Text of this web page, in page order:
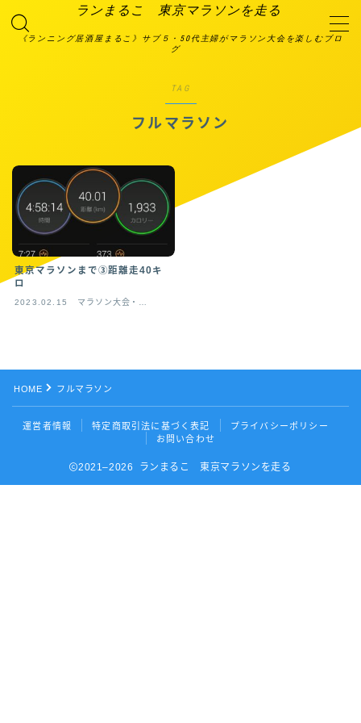
ランまるこ 東京マラソンを走る
《ランニング居酒屋まるこ》サブ５・50代主婦がマラソン大会を楽しむブロ
グ
有料記事の決済完了ページ
特定商取引法に基づく表記
箱根プロジェクト
絆ランニング倶楽部
自己紹介＆ランニングスペック
運営者情報
TAG
フルマラソン
東京マラソンまで③距離走40キ
ロ
2023.02.15
マラソン大会・練
HOME フルマラソン
運営者情報 特定商取引法に基づく表記
プライバシーポリシー
お問い合わせ
2021–2026 ランまるこ 東京マラソンを走る